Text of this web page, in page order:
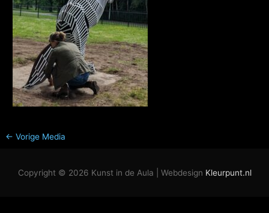
← Vorige Media
Copyright © 2026 Kunst in de Aula | Webdesign Kleurpunt.nl